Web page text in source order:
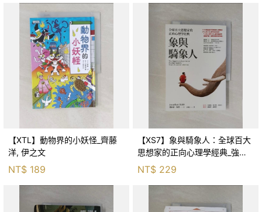
【XTL】動物界的小妖怪_齊藤
洋, 伊之文
NT$ 189
【XS7】象與騎象人：全球百大
思想家的正向心理學經典_強納
森．海德, 李靜瑤
NT$ 229